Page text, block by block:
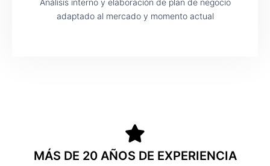
Análisis interno y elaboración de plan de negocio
adaptado al mercado y momento actual
MÁS DE 20 AÑOS DE EXPERIENCIA